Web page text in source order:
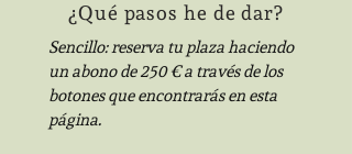
¿Qué pasos he de dar?
Sencillo: reserva tu plaza haciendo
un abono de 250 € a través de los
botones que encontrarás en esta
página.